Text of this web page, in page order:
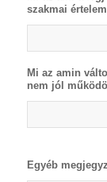
szakmai
Mi az amin
nem jól
Egyéb